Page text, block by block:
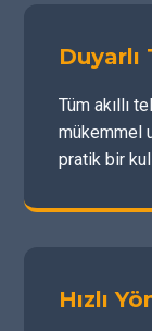
Duyarlı
Tüm akıllı
mükemmel
pratik bir
Hızlı